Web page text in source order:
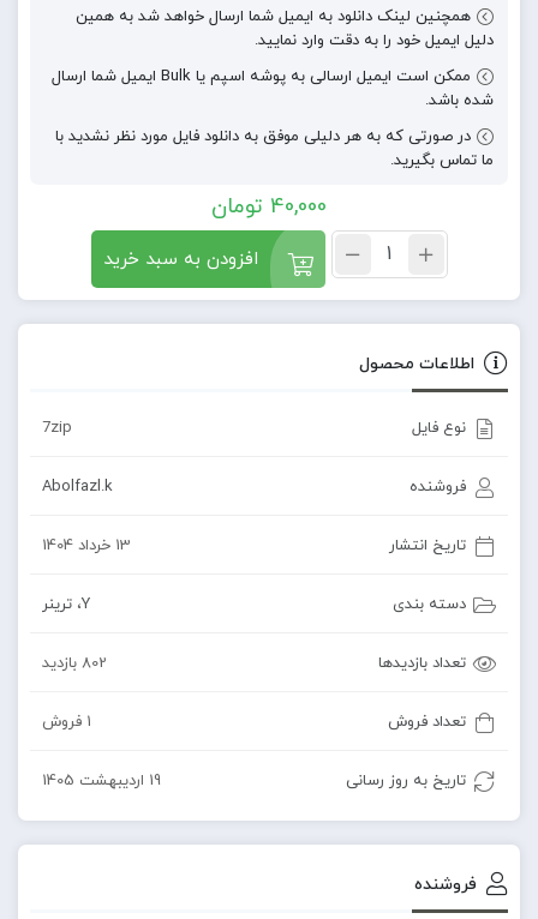
همچنین لینک دانلود به ایمیل شما ارسال خواهد شد به همین
دلیل ایمیل خود را به دقت وارد نمایید.
ممکن است ایمیل ارسالی به پوشه اسپم یا Bulk ایمیل شما ارسال
شده باشد.
در صورتی که به هر دلیلی موفق به دانلود فایل مورد نظر نشدید با
ما تماس بگیرید.
40,000 تومان
افزودن به سبد خرید
اطلاعات محصول
نوع فایل 7zip
فروشنده Abolfazl.k
تاریخ انتشار 13 خرداد 1404
دسته بندی Y، ترینر
تعداد بازدیدها 802 بازدید
تعداد فروش 1 فروش
تاریخ به روز رسانی 19 اردیبهشت 1405
فروشنده